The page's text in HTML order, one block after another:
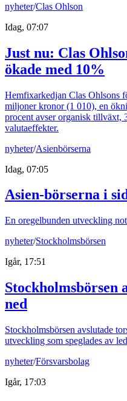
nyheter/Clas Ohlson
Idag, 07:07
Just nu: Clas
ökade med 10%
Hemfixarkedjan Clas Ohlsons
miljoner kronor (1 010), en
procent avser organisk tillväxt,
valutaeffekter.
nyheter/Asienbörserna
Idag, 07:05
Asien-börserna i
En oregelbunden utveckling
nyheter/Stockholmsbörsen
Igår, 17:51
Stockholmsbörsen
ned
Stockholmsbörsen avslutade
utveckling som speglades av
nyheter/Försvarsbolag
Igår, 17:03